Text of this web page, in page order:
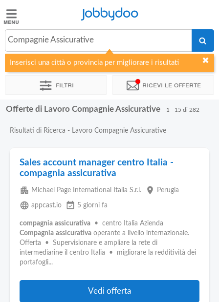
Jobbydoo
Offerte
di
lavoro
Elenco
Blog
Pubblica
Offerte
Area
Jobbydoo
Compagnie Assicurative
Inserisci una città o provincia per migliorare i risultati
Filtri Ricevi le offerte
Offerte di Lavoro Compagnie Assicurative 1 - 15 di 282
Risultati di Ricerca - Lavoro Compagnie Assicurative
Sales account manager centro Italia -
compagnia assicurativa
apartment Michael Page International Italia S.r.l. place Perugia
language appcast.io event_available 5 giorni fa
compagnia assicurativa • centro Italia Azienda
Compagnia assicurativa operante a livello internazionale.
Offerta • Supervisionare e ampliare la rete di
intermediarine il centro Italia • migliorare la redditività dei
portafogli...
Vedi offerta